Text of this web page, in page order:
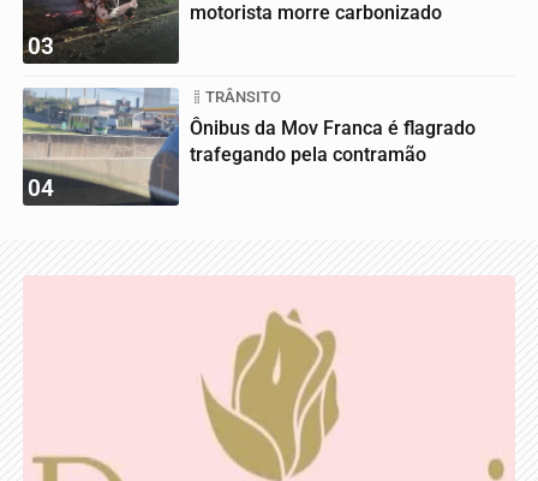
03
motorista morre carbonizado
04
TRÂNSITO
Ônibus da Mov Franca é flagrado
trafegando pela contramão